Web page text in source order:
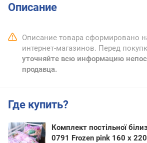
Описание
Описание товара сформировано
интернет-магазинов. Перед
уточняйте всю информацию
продавца.
Где купить?
Комплект постільної
0791 Frozen pink 160 x